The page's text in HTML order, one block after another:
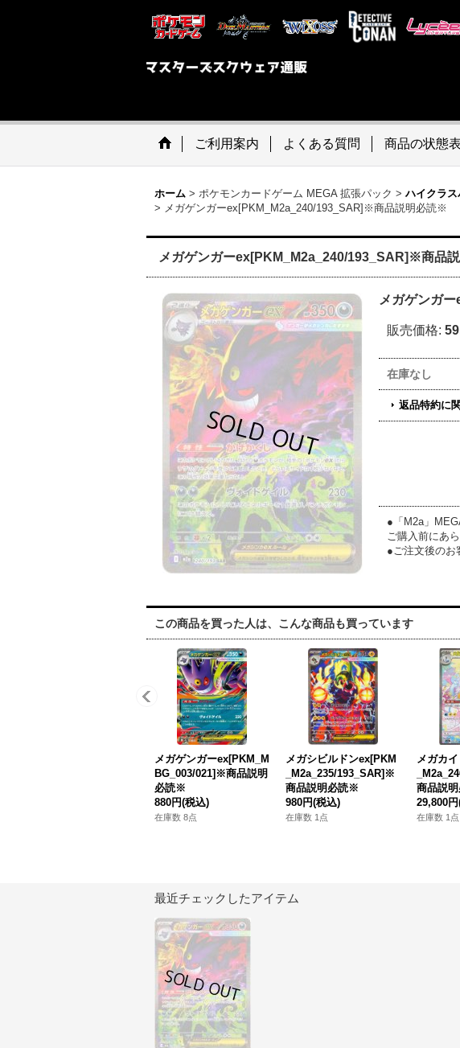
ご利用案内 よくある質問 商品の状態
ホーム > ポケモンカードゲーム MEGA 拡張パック > ハイクラ
> メガゲンガーex[PKM_M2a_240/193_SAR]※商品説明必読※
メガゲンガーex[PKM_M2a_240/193_SAR]※商品
メガゲンガ
販売価格:
在庫なし
返品特約に
●「M2a」
ご購入前にあ
●ご注文後のお
この商品を買った人は、こんな商品も買っています
メガゲンガーex[PKM_M
BG_003/021]※商品説明
必読※
880円(税込)
在庫数 8点
メガシビルドンex[PKM
_M2a_235/193_SAR]※
商品説明必読※
980円(税込)
在庫数 1点
メガカ
商品説
29,800円
在庫数 1点
最近チェックしたアイテム